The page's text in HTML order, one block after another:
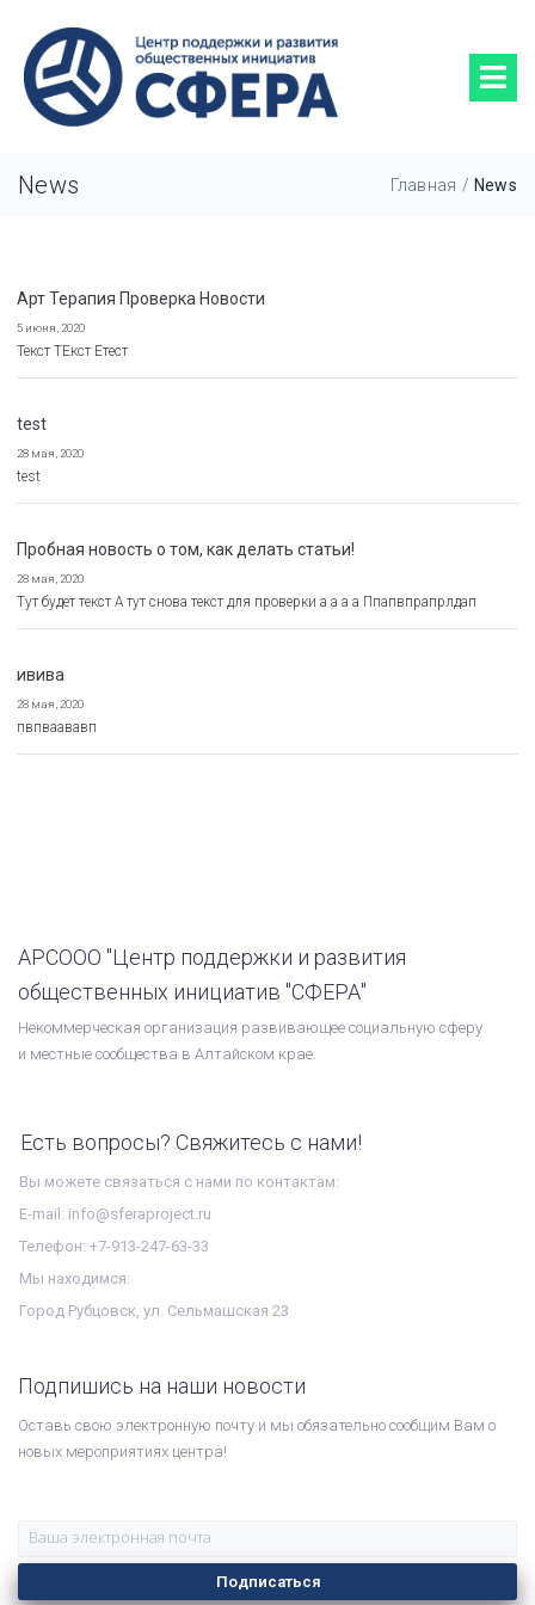
News Главная / News
Арт Терапия Проверка Новости
5 июня, 2020
Текст ТЕкст Етест
test
28 мая, 2020
test
Пробная новость о том, как делать статьи!
28 мая, 2020
Тут будет текст А тут снова текст для проверки а а а а Ппапвпрапрлдап
ивива
28 мая, 2020
пвпваававп
АРСООО "Центр поддержки и развития
общественных инициатив "СФЕРА"
Некоммерческая организация развивающее социальную сферу
и местные сообщества в Алтайском крае.
Есть вопросы? Свяжитесь с нами!
Вы можете связаться с нами по контактам:
E-mail: info@sferaproject.ru
Телефон: +7-913-247-63-33
Мы находимся:
Город Рубцовск, ул. Сельмашская 23
Подпишись на наши новости
Оставь свою электронную почту и мы обязательно сообщим Вам о
новых мероприятиях центра!
Подписаться